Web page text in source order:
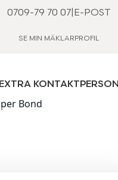
0709-79 70 07 E-POST
SE MIN MÄKLARPROFIL
EXTRA KONTAKTPERSON